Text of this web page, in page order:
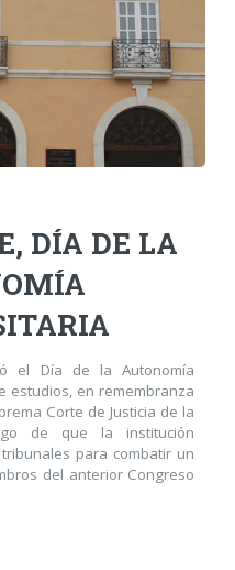
DÍA DE LA
el Día de la Autonomía
estudios, en remembranza
Corte de Justicia de la
de que la institución
para combatir un
del anterior Congreso